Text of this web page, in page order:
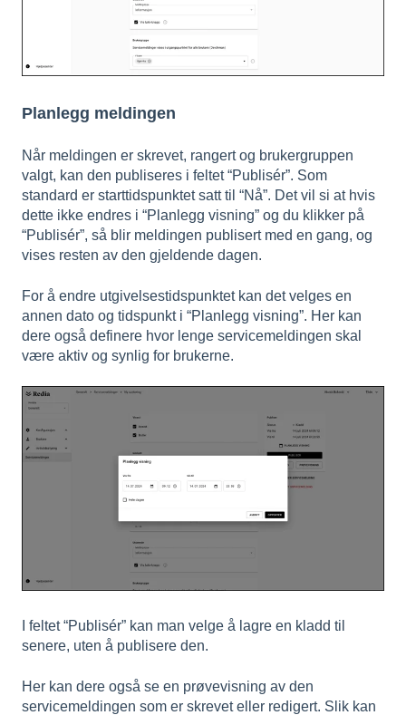
Planlegg meldingen
Når meldingen er skrevet, rangert og brukergruppen
valgt, kan den publiseres i feltet “Publisér”. Som
standard er starttidspunktet satt til “Nå”. Det vil si at hvis
dette ikke endres i “Planlegg visning” og du klikker på
“Publisér”, så blir meldingen publisert med en gang, og
vises resten av den gjeldende dagen.
For å endre utgivelsestidspunktet kan det velges en
annen dato og tidspunkt i “Planlegg visning”. Her kan
dere også definere hvor lenge servicemeldingen skal
være aktiv og synlig for brukerne.
I feltet “Publisér” kan man velge å lagre en kladd til
senere, uten å publisere den.
Her kan dere også se en prøvevisning av den
servicemeldingen som er skrevet eller redigert. Slik kan